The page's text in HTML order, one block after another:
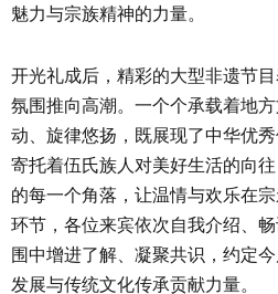
魅力与宗族精神的力量。
开光礼成后，精彩的大型非遗节
氛围推向高潮。一个个承载着地
动、旋律悠扬，既展现了中华优
寄托着伍氏族人对美好生活的向
的每一个角落，让温情与欢乐在
环节，各位来宾依次自我介绍、
围中增进了解、凝聚共识，约定
发展与传统文化传承贡献力量。